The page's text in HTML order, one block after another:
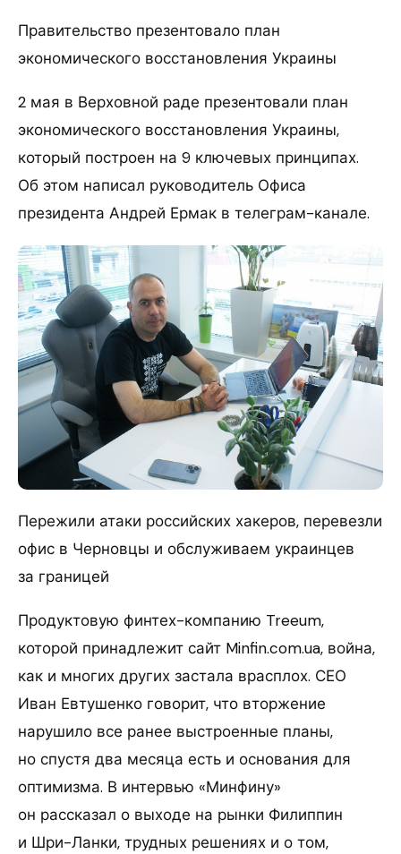
Правительство презентовало план
экономического восстановления Украины
2 мая в Верховной раде презентовали план
экономического восстановления Украины,
который построен на 9 ключевых принципах.
Об этом написал руководитель Офиса
президента Андрей Ермак в телеграм-канале.
Пережили атаки российских хакеров, перевезли
офис в Черновцы и обслуживаем украинцев
за границей
Продуктовую финтех-компанию Treeum,
которой принадлежит сайт Minfin.com.ua, война,
как и многих других застала врасплох. СЕО
Иван Евтушенко говорит, что вторжение
нарушило все ранее выстроенные планы,
но спустя два месяца есть и основания для
оптимизма. В интервью «Минфину»
он рассказал о выходе на рынки Филиппин
и Шри-Ланки, трудных решениях и о том,